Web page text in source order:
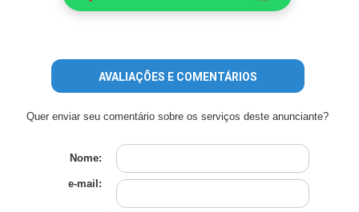
AVALIAÇÕES E COMENTÁRIOS
Quer enviar seu comentário sobre os serviços deste anunciante?
Nome:
e-mail: